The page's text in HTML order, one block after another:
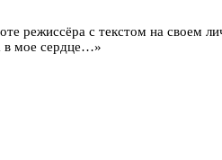
режиссёра с текстом на своем
в мое сердце…»